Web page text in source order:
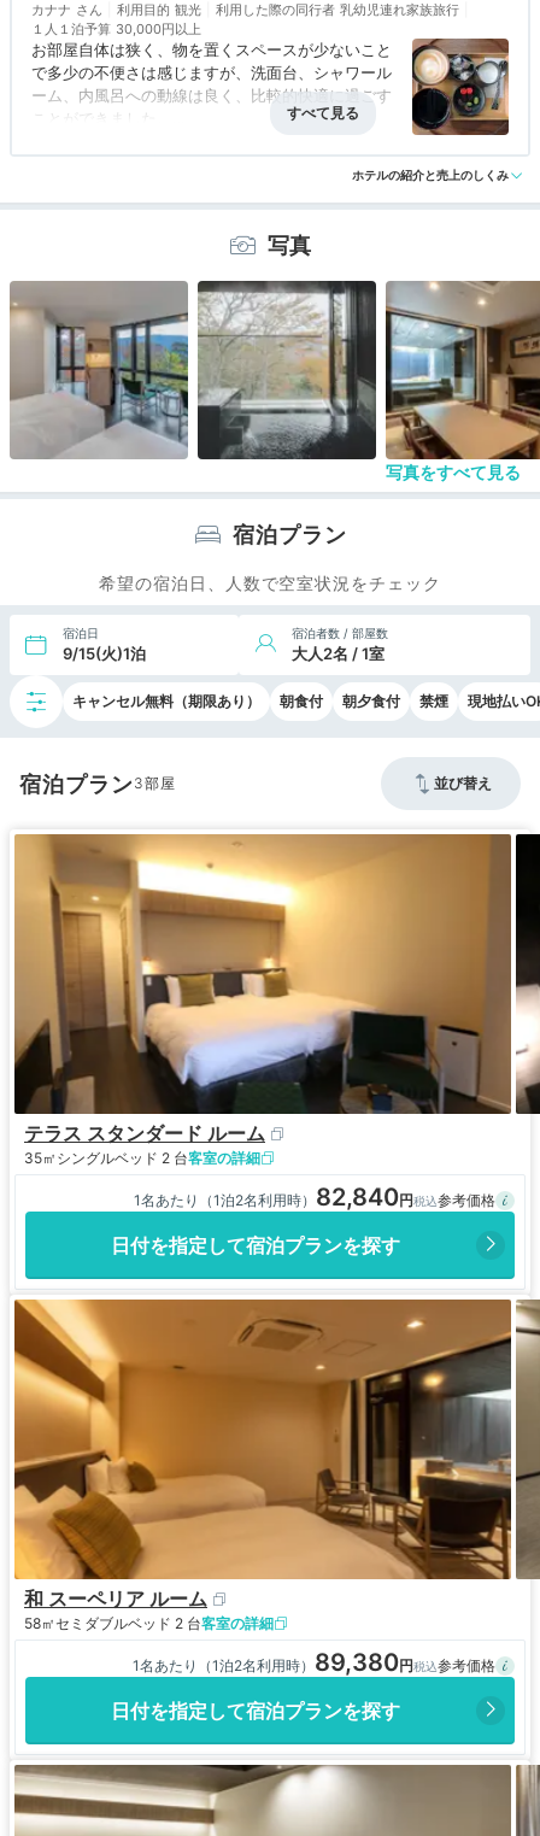
カナナ 利用目的 観光 利用した際の同行者 乳幼児連れ家族旅行
１人１泊予算 30,000円以上
お部屋自体は狭く、物を置くスペースが少ないこと
で多少の不便さは感じますが、洗面台、シャワール
ーム、内風呂への動線は良く、比較的快適に過ごす
ことができました。
驚きを与えてくれるようなアートなお料理を堪能さ
せていただきました。
それだけに締めのデザートは非常に残念に感じまし
た。
個人的にジョンカナヤのボンボンショコラが好きな
ので、そちらをデザートにしていただけたら嬉しい
です。
アクセス 3.0 コスパ 3.0 客室 3.0 接客対応 4.0 風呂 3.5
ホテルの紹介と売上のしくみ
写真
写真をすべて見る
宿泊プラン
希望の宿泊日、人数で空室状況をチェック
宿泊日
9/15(火)1泊
宿泊者数 / 部屋数
大人2名 / 1室
キャンセル無料（期限あり） 朝食付 朝夕食付 禁煙 現地払い
宿泊プラン3 並び替え
テラス スタンダード ルーム
35㎡ シングルベッド 2 台客室の詳細
1名あたり（1泊2名利用時） 82,840
日付を指定して宿泊プランを探す
和 スーペリア ルーム
58㎡セミダブルベッド 2 台客室の詳細
1名あたり（1泊2名利用時） 89,380
日付を指定して宿泊プランを探す